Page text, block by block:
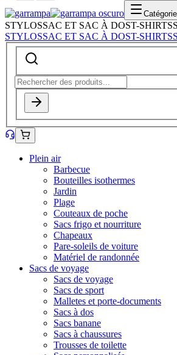
STYLOSSAC ET SAC À DOST-SHIRTS
STYLOSSAC ET SAC À DOST-SHIRTS
Plein air
Barbecue
Bouteilles isothermes
Jardin
Plage
Couteaux de poche
Sacs frigo et nourriture
Chapeaux
Pare-soleils de voiture
Matériel de randonnée
Sacs de voyage
Sacs de voyage
Sacs de sport
Malletes et porte-documents
Sacs à dos
Sacs banane
Sacs à chaussures
Trousses de toilette